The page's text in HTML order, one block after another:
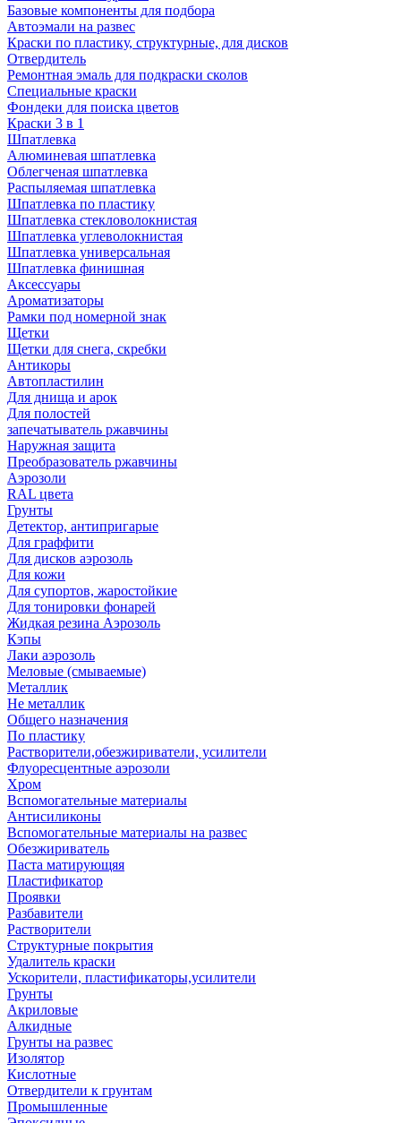
Базовые компоненты для подбора
Автоэмали на развес
Краски по пластику, структурные, для дисков
Отвердитель
Ремонтная эмаль для подкраски сколов
Специальные краски
Фондеки для поиска цветов
Краски 3 в 1
Шпатлевка
Алюминевая шпатлевка
Облегченая шпатлевка
Распыляемая шпатлевка
Шпатлевка по пластику
Шпатлевка стекловолокнистая
Шпатлевка углеволокнистая
Шпатлевка универсальная
Шпатлевка финишная
Аксессуары
Ароматизаторы
Рамки под номерной знак
Щетки
Щетки для снега, скребки
Антикоры
Автопластилин
Для днища и арок
Для полостей
запечатыватель ржавчины
Наружная защита
Преобразователь ржавчины
Аэрозоли
RAL цвета
Грунты
Детектор, антипригарые
Для граффити
Для дисков аэрозоль
Для кожи
Для супортов, жаростойкие
Для тонировки фонарей
Жидкая резина Аэрозоль
Кэпы
Лаки аэрозоль
Меловые (смываемые)
Металлик
Не металлик
Общего назначения
По пластику
Растворители,обезжириватели, усилители
Флуоресцентные аэрозоли
Хром
Вспомогательные материалы
Антисиликоны
Вспомогательные материалы на развес
Обезжириватель
Паста матирующяя
Пластификатор
Проявки
Разбавители
Растворители
Структурные покрытия
Удалитель краски
Ускорители, пластификаторы,усилители
Грунты
Акриловые
Алкидные
Грунты на развес
Изолятор
Кислотные
Отвердители к грунтам
Промышленные